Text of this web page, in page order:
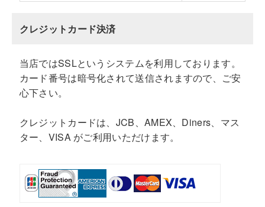
クレジットカード決済
当店ではSSLというシステムを利用しております。
カード番号は暗号化されて送信されますので、ご安
心下さい。
クレジットカードは、JCB、AMEX、Diners、マス
ター、VISA がご利用いただけます。